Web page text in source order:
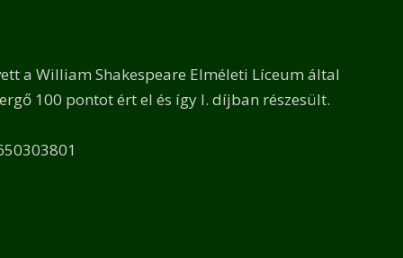
a William Shakespeare Elméleti Líceum által
100 pontot ért el és így I. díjban részesült.